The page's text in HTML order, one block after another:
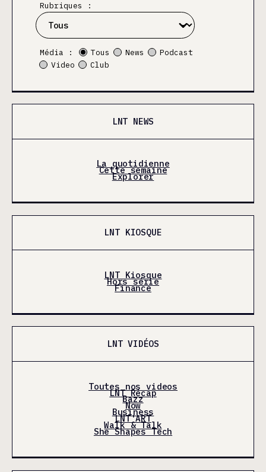
Rubriques :
Média : Tous News
Podcast
Video
Club
LNT NEWS
La quotidienne
Cette semaine
Explorer
LNT KIOSQUE
LNT Kiosque
Hors série
Finance
LNT VIDÉOS
Toutes nos videos
LNT Récap
Bazz
Now
Business
LNT'ART
Walk & Talk
She Shapes Tech